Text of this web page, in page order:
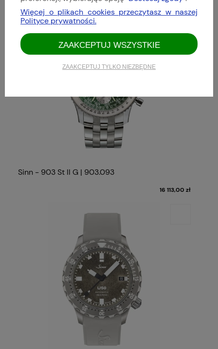
Sinn - 903 St II G | 903.093
16 113,00 zł
Więcej o plikach cookies przeczytasz w naszej
Polityce prywatności.
ZAAKCEPTUJ TYLKO NIEZBĘDNE
ZAAKCEPTUJ WSZYSTKIE